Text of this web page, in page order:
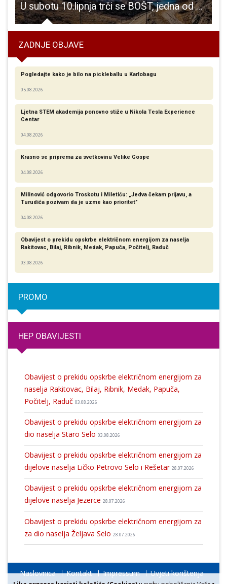
U subotu 10.lipnja trči se BOŠT, jedna od najatraktivnijih utrka s pogledom na Karlobag, Pag i cijeli Velebitski kanal
ZADNJE OBJAVE
Pogledajte kako je bilo na pickleballu u Karlobagu
05.08.2026
Ljetna STEM akademija ponovno stiže u Nikola Tesla Experience
Centar
04.08.2026
Krasno se priprema za svetkovinu Velike Gospe
04.08.2026
Milinović odgovorio Troskotu i Miletiću: „Jedva čekam prijavu, a
Turudića pozivam da je uzme kao prioritet”
04.08.2026
Obavijest o prekidu opskrbe električnom energijom za naselja
Rakitovac, Bilaj, Ribnik, Medak, Papuča, Počitelj, Raduč
03.08.2026
PROMO
HEP OBAVIJESTI
Obavijest o prekidu opskrbe električnom energijom za
naselja Rakitovac, Bilaj, Ribnik, Medak, Papuča,
Počitelj, Raduč 03.08.2026
Obavijest o prekidu opskrbe električnom energijom za
dio naselja Staro Selo 03.08.2026
Obavijest o prekidu opskrbe električnom energijom za
dijelove naselja Ličko Petrovo Selo i Rešetar 28.07.2026
Obavijest o prekidu opskrbe električnom energijom za
dijelove naselja Jezerce 28.07.2026
Obavijest o prekidu opskrbe električnom energijom za
za dio naselja Željava Selo 28.07.2026
Naslovnica Kontakt Impressum Uvjeti korištenja